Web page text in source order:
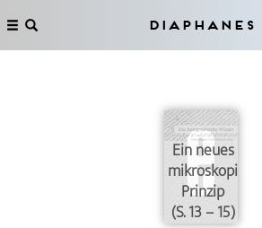
Diaphanes
Ein neues
mikroskopisches
Prinzip
(S. 13 – 15)